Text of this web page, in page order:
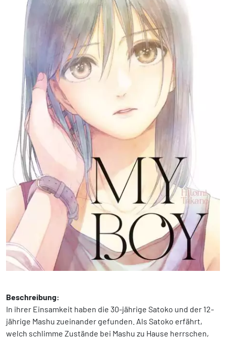
Beschreibung:
In ihrer Einsamkeit haben die 30-jährige Satoko und der 12-
jährige Mashu zueinander gefunden. Als Satoko erfährt,
welch schlimme Zustände bei Mashu zu Hause herrschen,